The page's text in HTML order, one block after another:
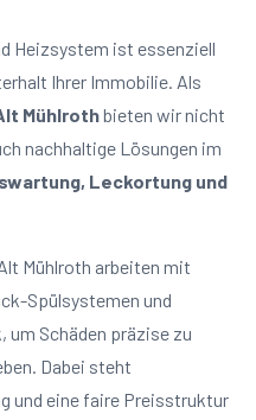
Heizsystem ist essenziell
Ihrer Immobilie. Als
Mühlrothbieten wir nicht
nachhaltige Lösungen im
Leckortung und
Mühlroth arbeiten mit
Spülsystemen und
Schäden präzise zu
Dabei steht
und eine faire Preisstruktur